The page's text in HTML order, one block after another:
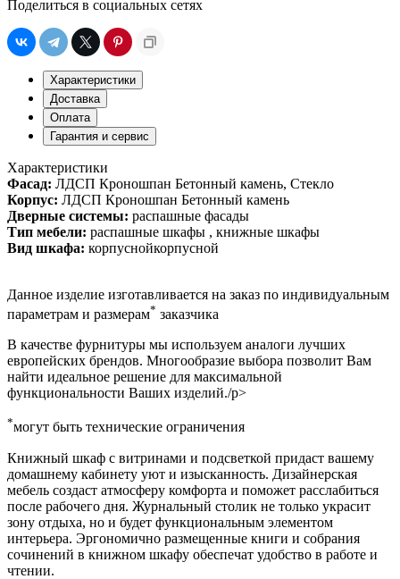
Поделиться в социальных сетях
Характеристики
Доставка
Оплата
Гарантия и сервис
Характеристики
Фасад: ЛДСП Кроношпан Бетонный камень, Стекло
Корпус: ЛДСП Кроношпан Бетонный камень
Дверные системы: распашные фасады
Тип мебели: распашные шкафы , книжные шкафы
Вид шкафа: корпуснойкорпусной
Данное изделие изготавливается на заказ по индивидуальным
параметрам и размерам* заказчика
В качестве фурнитуры мы используем аналоги лучших
европейских брендов. Многообразие выбора позволит Вам
найти идеальное решение для максимальной
функциональности Ваших изделий./p>
*могут быть технические ограничения
Книжный шкаф с витринами и подсветкой придаст вашему
домашнему кабинету уют и изысканность. Дизайнерская
мебель создаст атмосферу комфорта и поможет расслабиться
после рабочего дня. Журнальный столик не только украсит
зону отдыха, но и будет функциональным элементом
интерьера. Эргономично размещенные книги и собрания
сочинений в книжном шкафу обеспечат удобство в работе и
чтении.